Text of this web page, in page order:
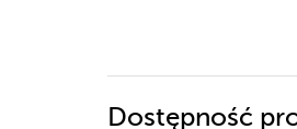
Dostępność